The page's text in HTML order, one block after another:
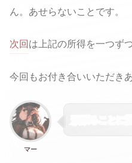
ん。あせらないことです。
次回 は上記の所得を一つず
今回もお付き合いいただき
マー